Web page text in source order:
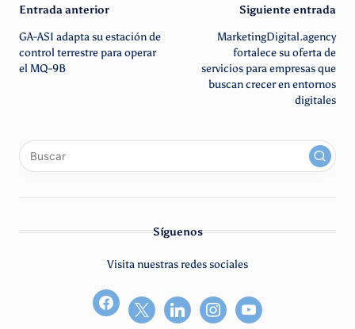
Navegación
de
entradas
Entrada anterior
GA-ASI adapta su estación de
control terrestre para operar
el MQ-9B
Siguiente entrada
MarketingDigital.agency
fortalece su oferta de
servicios para empresas que
buscan crecer en entornos
digitales
Síguenos
Visita nuestras redes sociales
facebook2